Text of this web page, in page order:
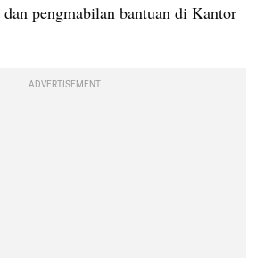
pengmabilan bantuan di Kantor
ADVERTISEMENT